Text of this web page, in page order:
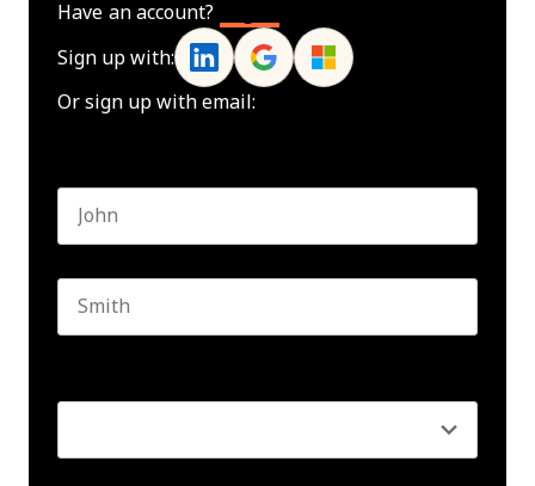
Have an account?
Sign up with:
Or sign up with email: